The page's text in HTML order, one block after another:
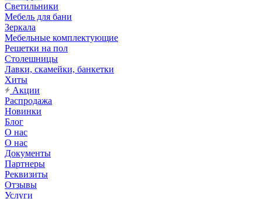
Светильники
Мебель для бани
Зеркала
Мебельные комплектующие
Решетки на пол
Столешницы
Лавки, скамейки, банкетки
Хиты
Акции
Распродажа
Новинки
Блог
О нас
О нас
Документы
Партнеры
Реквизиты
Отзывы
Услуги